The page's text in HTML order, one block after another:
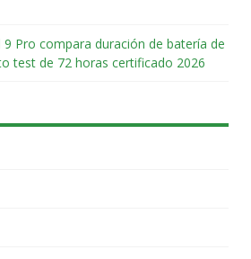
9 Pro compara duración de batería de
test de 72 horas certificado 2026